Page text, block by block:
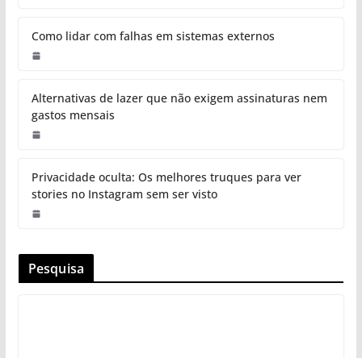
Como lidar com falhas em sistemas externos
Alternativas de lazer que não exigem assinaturas nem
gastos mensais
Privacidade oculta: Os melhores truques para ver
stories no Instagram sem ser visto
Pesquisa